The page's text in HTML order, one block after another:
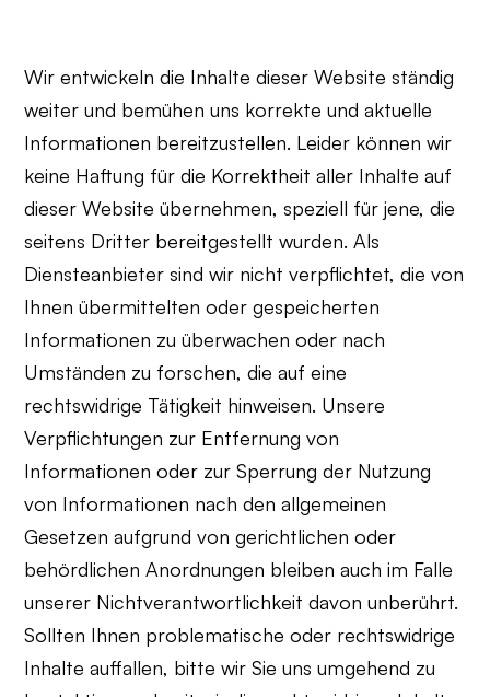
Wir entwickeln die Inhalte dieser Website ständig
weiter und bemühen uns korrekte und aktuelle
Informationen bereitzustellen. Leider können wir
keine Haftung für die Korrektheit aller Inhalte auf
dieser Website übernehmen, speziell für jene, die
seitens Dritter bereitgestellt wurden. Als
Diensteanbieter sind wir nicht verpflichtet, die von
Ihnen übermittelten oder gespeicherten
Informationen zu überwachen oder nach
Umständen zu forschen, die auf eine
rechtswidrige Tätigkeit hinweisen. Unsere
Verpflichtungen zur Entfernung von
Informationen oder zur Sperrung der Nutzung
von Informationen nach den allgemeinen
Gesetzen aufgrund von gerichtlichen oder
behördlichen Anordnungen bleiben auch im Falle
unserer Nichtverantwortlichkeit davon unberührt.
Sollten Ihnen problematische oder rechtswidrige
Inhalte auffallen, bitte wir Sie uns umgehend zu